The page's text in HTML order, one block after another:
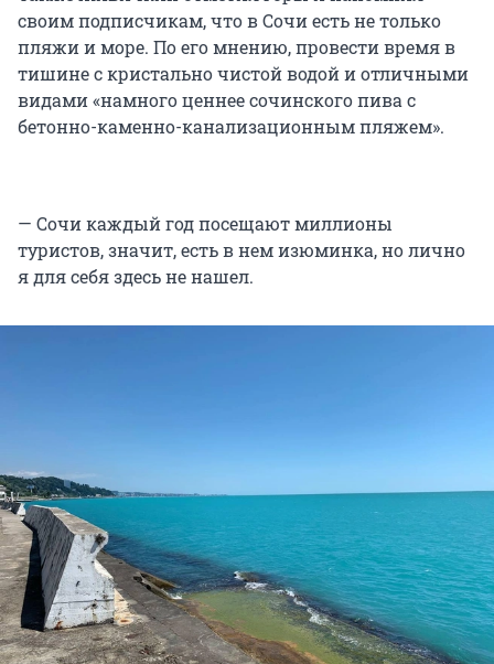
своим подписчикам, что в Сочи есть не только
пляжи и море. По его мнению, провести время в
тишине с кристально чистой водой и отличными
видами «намного ценнее сочинского пива с
бетонно-каменно-канализационным пляжем».
— Сочи каждый год посещают миллионы
туристов, значит, есть в нем изюминка, но лично
я для себя здесь не нашел.